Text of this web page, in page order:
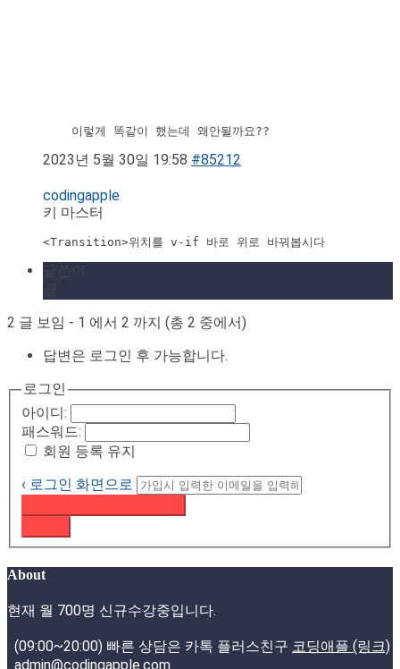
    이렇게 똑같이 했는데 왜안될까요??
2023년 5월 30일 19:58 #85212
codingapple
키 마스터
<Transition>위치를 v-if 바로 위로 바꿔봅시다
2 글 보임 - 1 에서 2 까지 (총 2 중에서)
답변은 로그인 후 가능합니다.
로그인
아이디:
패스워드:
회원 등록 유지
‹ 로그인 화면으로
About
현재 월 700명 신규수강중입니다.
(09:00~20:00) 빠른 상담은 카톡 플러스친구 코딩애플 (링크)
admin@codingapple.com